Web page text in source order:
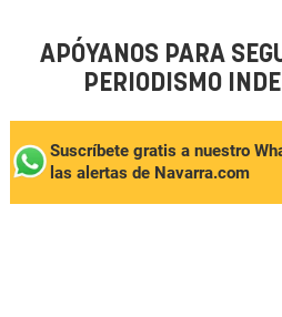
APÓYANOS PARA
PERIODISMO
Suscríbete gratis a nuestro
las alertas de Navarra.com